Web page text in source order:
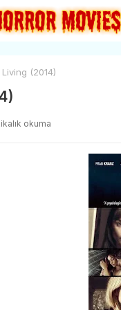
(2014)
okuma